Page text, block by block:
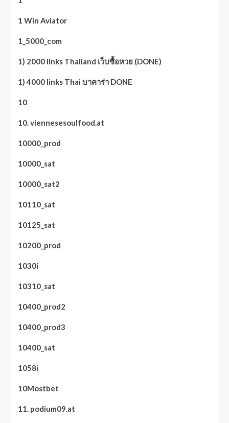
1 Win Aviator
1_5000_com
1) 2000 links Thailand เว็บซื้อหวย (DONE)
1) 4000 links Thai บาคาร่า DONE
10
10. viennesesoulfood.at
10000_prod
10000_sat
10000_sat2
10110_sat
10125_sat
10200_prod
1030i
10310_sat
10400_prod2
10400_prod3
10400_sat
1058i
10Mostbet
11. podium09.at